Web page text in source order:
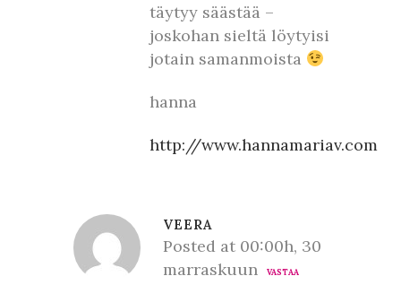
täytyy säästää –
joskohan sieltä löytyisi
jotain samanmoista
hanna
http://www.hannamariav.com
VEERA
Posted at 00:00h, 30
marraskuun
VASTAA